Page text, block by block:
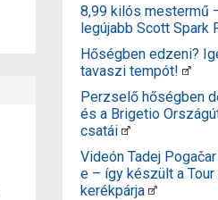
8,99 kilós mestermű
legújabb Scott Spark
Hőségben edzeni?
tavaszi tempót!
Perzselő hőségben
és a Brigetio
csatái
Videón Tadej
e – így készült a
kerékpárja